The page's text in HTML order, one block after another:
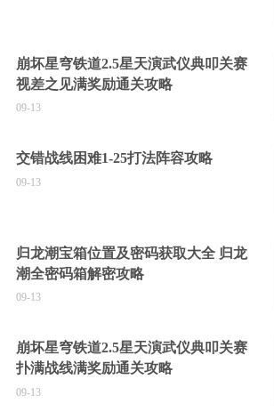
崩坏星穹铁道2.5星天演武仪典叩关赛
视差之见满奖励通关攻略
09-13
交错战线困难1-25打法阵容攻略
09-13
归龙潮宝箱位置及密码获取大全 归龙
潮全密码箱解密攻略
09-13
崩坏星穹铁道2.5星天演武仪典叩关赛
扑满战线满奖励通关攻略
09-13